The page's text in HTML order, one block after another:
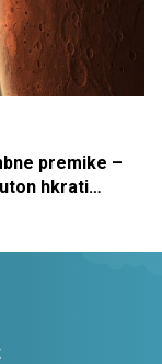
premike –
hkrati